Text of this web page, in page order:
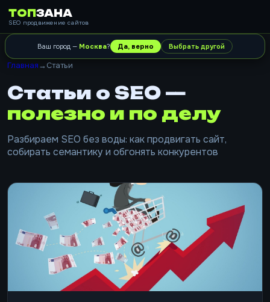
ТОП ЗАНА
SEO продвижение сайтов
Ваш город — Москва? Да, верно Выбрать другой
Главная→Статьи
Статьи о SEO —
полезно и по делу
Разбираем SEO без воды: как продвигать сайт,
собирать семантику и обгонять конкурентов